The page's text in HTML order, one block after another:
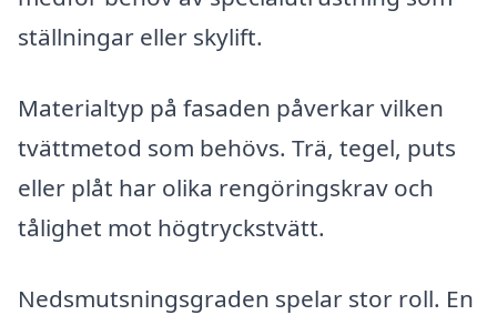
ställningar eller skylift.
Materialtyp på fasaden påverkar vilken
tvättmetod som behövs. Trä, tegel, puts
eller plåt har olika rengöringskrav och
tålighet mot högtryckstvätt.
Nedsmutsningsgraden spelar stor roll. En